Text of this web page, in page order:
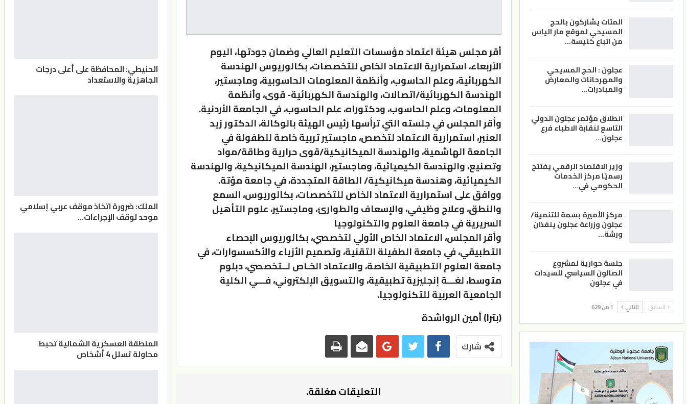
أقر مجلس هيئة اعتماد مؤسسات التعليم العالي وضمان جودتها، اليوم
الأربعاء، استمرارية الاعتماد الخاص للتخصصات، بكالوريوس الهندسة
الكهربائية، وعلم الحاسوب، وأنظمة المعلومات الحاسوبية، وماجستير،
الهندسة الكهربائية/اتصالات، والهندسة الكهربائية- قوى، وأنظمة
المعلومات، وعلم الحاسوب، ودكتوراه، علم الحاسوب، في الجامعة الأردنية.
وأقر المجلس في جلسته التي ترأسها رئيس الهيئة بالوكالة، الدكتور زيد
العنبر، استمرارية الاعتماد لتخصص، ماجستير تربية خاصة للطفولة في
الجامعة الهاشمية، والهندسة الميكانيكية/قوى حرارية وطاقة/مواد
وتصنيع، والهندسة الكيميائية، وماجستير، الهندسة الميكانيكية، والهندسة
الكيميائية، وهندسة ميكانيكية/ الطاقة المتجددة، في جامعة مؤتة.
ووافق على استمرارية الاعتماد الخاص للتخصصات، بكالوريوس، السمع
والنطق، وعلاج وظيفي، والإسعاف والطوارئ، وماجستير، علوم التأهيل
السريرية في جامعة العلوم والتكنولوجيا
وأقر المجلس، الاعتماد الخاص الأولي لتخصصي، بكالوريوس الإحصاء
التطبيقي، في جامعة الطفيلة التقنية، وتصميم الأزياء والأكسسوارات، في
جامعة العلوم التطبيقية الخاصة، والاعتماد الخـاص لــتخصصي، دبلوم
متوسط، لغـــة إنجليزية تطبيقية، والتسويق الإلكتروني، فـــي الكلية
الجامعية العربية للتكنولوجيا.
(بترا) أمين الرواشدة
شارك
التعليقات مغلقة.
المئات يشاركون بالحج
المسيحي لموقع مار الياس
من اتباع كنيسة…
عجلون : الحج المسيحي
والمهرحانات والمعارض
والمبادرات…
انطلاق مؤتمر عجلون الدولي
التاسع لنقابة الاطباء فرع
عجلون…
وزير الاقتصاد الرقمي يفتتح
رسميًا مركز الخدمات
الحكومي في…
مركز الأميرة بسمة للتنمية/
عجلون وزراعة عجلون ينفذان
ورشة…
جلسة حوارية لمشروع
الصالون السياسي للسيدات
في عجلون
السابق التالي 1 من 629
الحنيطي: المحافظة على أعلى درجات
الجاهزية والاستعداد
الملك: ضرورة اتخاذ موقف عربي إسلامي
موحد لوقف الإجراءات…
المنطقة العسكرية الشمالية تحبط
محاولة تسلل 4 أشخاص